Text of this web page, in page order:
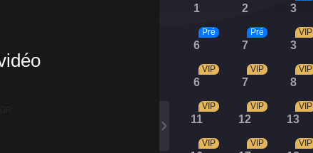
1 2 3
6
Pré
7
Pré
3
VIP
6
VIP
7
VIP
8
VIP
11
VIP
12
VIP
13
VIP
VIP VIP VIP